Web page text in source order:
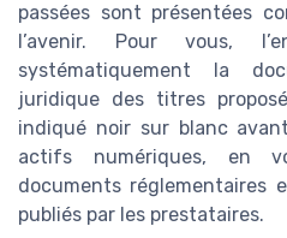
passées sont présentées
l’avenir. Pour vous,
systématiquement la
juridique des titres
indiqué noir sur blanc
actifs numériques, en
documents réglementaires
publiés par les prestataires.